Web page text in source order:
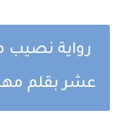
رواية نصيب
عشر بقلم